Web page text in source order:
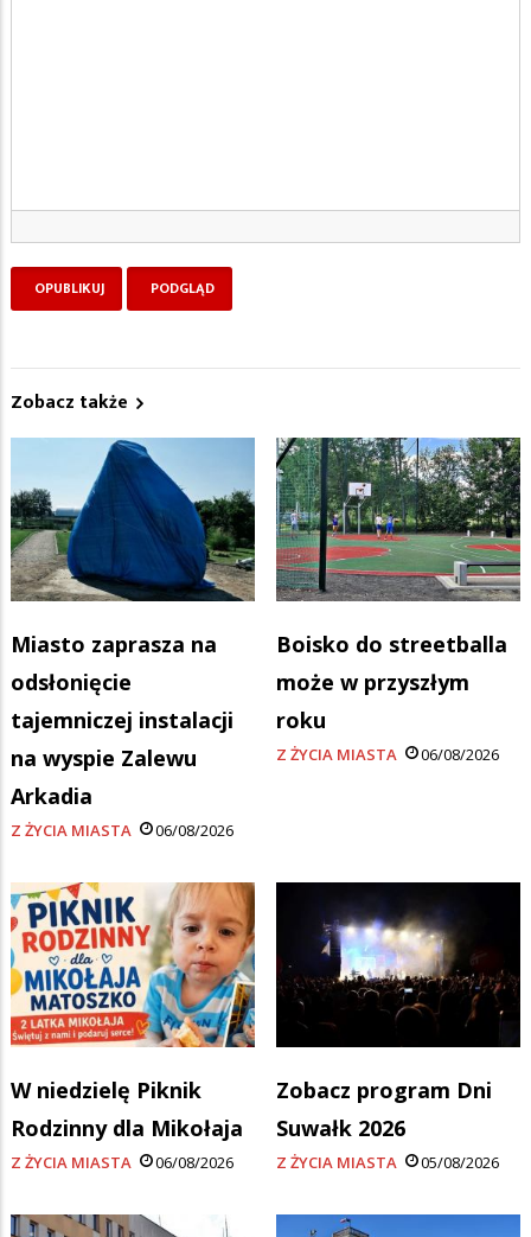
Zobacz także
Miasto zaprasza na
odsłonięcie
tajemniczej instalacji
na wyspie Zalewu
Arkadia
Z ŻYCIA MIASTA 06/08/2026
Boisko do streetballa
może w przyszłym
roku
Z ŻYCIA MIASTA 06/08/2026
W niedzielę Piknik
Rodzinny dla Mikołaja
Z ŻYCIA MIASTA 06/08/2026
Zobacz program Dni
Suwałk 2026
Z ŻYCIA MIASTA 05/08/2026